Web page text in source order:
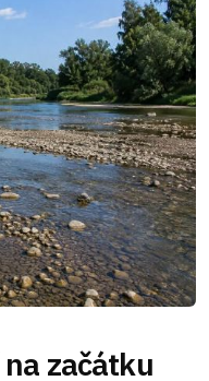
začátku